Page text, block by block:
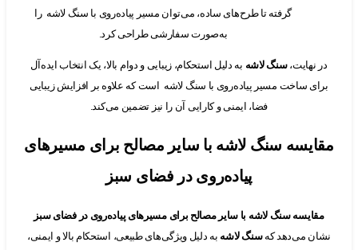
گرفته تا طرح‌های ساده، می‌توان مسیر پیاده‌روی با سنگ لاشه را
به‌صورت سفارشی طراحی کرد.
سنگ لاشهبه دلیل استحکام، زیبایی و دوام بالا، یک انتخاب ایده‌آل
ساخت مسیر پیاده‌روی با سنگ لاشه است که علاوه بر افزایش زیبایی
فضا، ایمنی و کارایی آن را نیز تضمین می‌کند.
سنگ لاشه با سایر مصالح برای مسیرهای
پیاده‌روی در فضای سبز
سنگ لاشه با سایر مصالح برای مسیرهای پیاده‌روی در فضای سبز
می‌دهد کهسنگ لاشهبه دلیل ویژگی‌های طبیعی، استحکام بالا و ایمنی،